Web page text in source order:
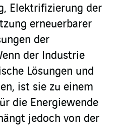
Elektrifizierung der
erneuerbarer
der
der Industrie
Lösungen und
ist sie zu einem
die Energiewende
jedoch von der